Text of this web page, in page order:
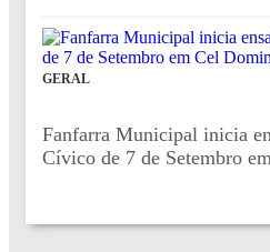
GERAL
Fanfarra Municipal inicia
Cívico de 7 de Setembro